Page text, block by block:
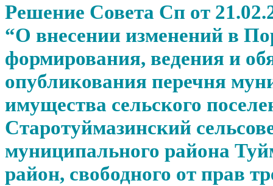
Решение Совета Сп от
“О внесении изменений в
формирования, ведения и
опубликования перечня
имущества сельского
Старотуймазинский
муниципального района
район, свободного от прав